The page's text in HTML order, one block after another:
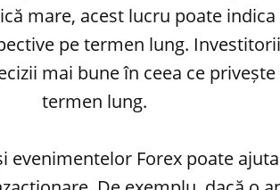
mare, acest lucru poate
pe termen lung.
mai bune în ceea ce
termen lung.
Forex poate